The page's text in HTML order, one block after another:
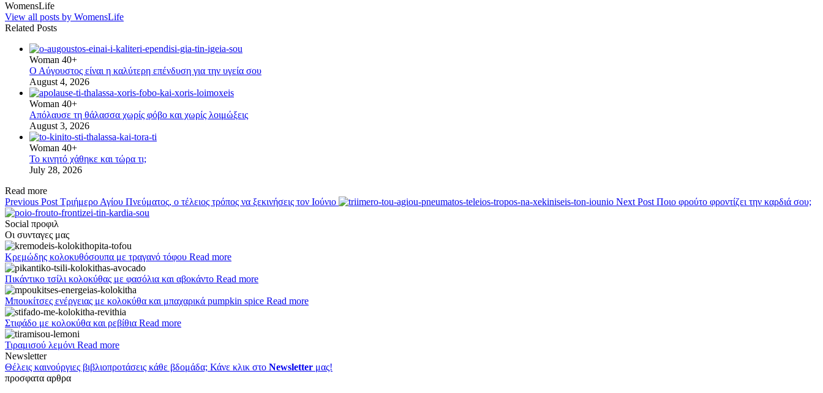
WomensLife
View all posts by WomensLife
Related Posts
Woman 40+
Ο Αύγουστος είναι η καλύτερη επένδυση για την υγεία σου
August 4, 2026
Woman 40+
Απόλαυσε τη θάλασσα χωρίς φόβο και χωρίς λοιμώξεις
August 3, 2026
Woman 40+
Το κινητό χάθηκε και τώρα τι;
July 28, 2026
Read more
Previous Post Τριήμερο Αγίου Πνεύματος, ο τέλειος τρόπος να ξεκινήσεις τον Ιούνιο Next Post Ποιο φρούτο φροντίζει την καρδιά σου;
Social προφιλ
Οι συνταγες μας
Κρεμώδης κολοκυθόσουπα με τραγανό τόφου Read more
Πικάντικο τσίλι κολοκύθας με φασόλια και αβοκάντο Read more
Μπουκίτσες ενέργειας με κολοκύθα και μπαχαρικά pumpkin spice Read more
Στιφάδο με κολοκύθα και ρεβίθια Read more
Τιραμισού λεμόνι Read more
Newsletter
Θέλεις καινούργιες βιβλιοπροτάσεις κάθε βδομάδα; Κάνε κλικ στο Newsletter μας!
προσφατα αρθρα